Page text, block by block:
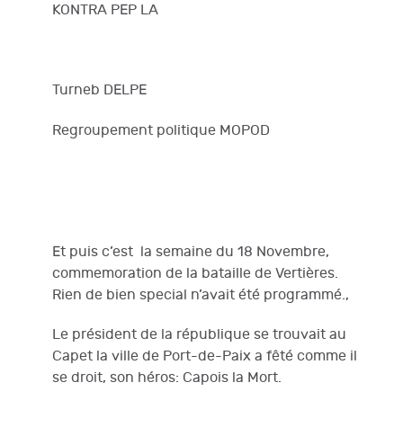
KONTRA PEP LA
Turneb DELPE
Regroupement politique MOPOD
Et puis c’est la semaine du 18 Novembre,
commemoration de la bataille de Vertières.
Rien de bien special n’avait été programmé.,
Le président de la république se trouvait au
Capet la ville de Port-de-Paix a fêté comme il
se droit, son héros: Capois la Mort.